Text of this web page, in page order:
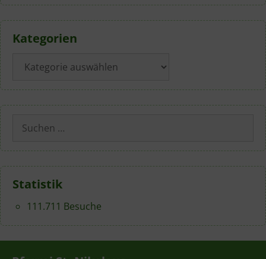
Kategorien
Suchen
nach:
Statistik
111.711 Besuche